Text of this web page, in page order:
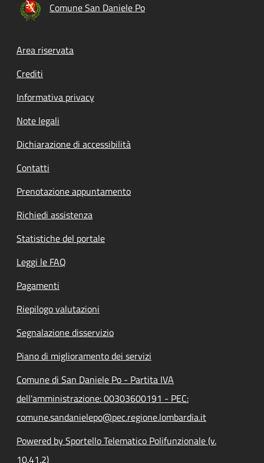
Comune San Daniele Po
Footer menu
Area riservata
Crediti
Informativa privacy
Note legali
Dichiarazione di accessibilità
Contatti
Prenotazione appuntamento
Richiedi assistenza
Statistiche del portale
Leggi le FAQ
Pagamenti
Riepilogo valutazioni
Segnalazione disservizio
Piano di miglioramento dei servizi
Comune di San Daniele Po - Partita IVA
dell'amministrazione: 00303600191 - PEC:
comune.sandanielepo@pec.regione.lombardia.it
Powered by Sportello Telematico Polifunzionale (v.
10.41.2)